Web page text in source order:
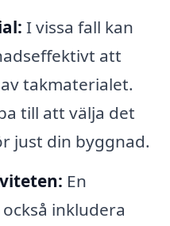
I vissa fall kan
att
takmaterialet.
till att välja det
just din byggnad.
En
inkludera